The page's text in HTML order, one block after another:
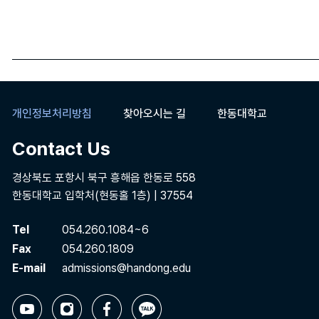
개인정보처리방침 찾아오시는 길 한동대학교
Contact Us
경상북도 포항시 북구 흥해읍 한동로 558
한동대학교 입학처(현동홀 1층) | 37554
Tel
054.260.1084~6
Fax
054.260.1809
E-mail
admissions@handong.edu